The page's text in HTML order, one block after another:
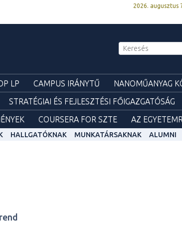
2026. augusztus
LP CAMPUS IRÁNYTŰ
NANOMŰANYAG
STRATÉGIAI ÉS FEJLESZTÉSI FŐIGAZGATÓSÁG
COURSERA FOR SZTE AZ
HALLGATÓKNAK MUNKATÁRSAKNAK ALUMNI